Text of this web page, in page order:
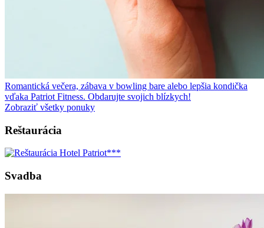
Romantická večera, zábava v bowling bare alebo lepšia kondička
vďaka Patriot Fitness. Obdarujte svojich blízkych!
Zobraziť všetky ponuky
Reštaurácia
Svadba